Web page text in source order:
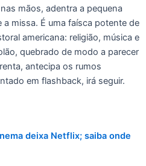
mãos, adentra a pequena
a missa. É uma faísca potente de
americana: religião, música e
quebrado de modo a parecer
antecipa os rumos
em flashback, irá seguir.
deixa Netflix; saiba onde